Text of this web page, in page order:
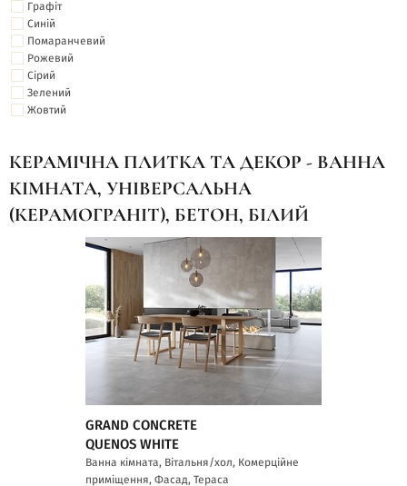
Графіт
Синій
Помаранчевий
Рожевий
Сірий
Зелений
Жовтий
КЕРАМІЧНА ПЛИТКА ТА ДЕКОР - ВАННА
КІМНАТА, УНІВЕРСАЛЬНА
(КЕРАМОГРАНІТ), БЕТОН, БІЛИЙ
GRAND CONCRETE
QUENOS WHITE
Ванна кімната, Вітальня/хол, Комерційне
приміщення, Фасад, Тераса